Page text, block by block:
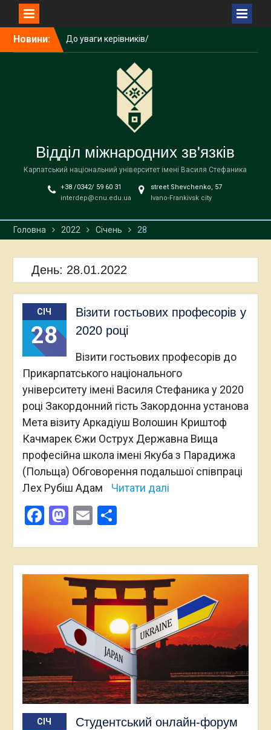
Новини:
До уваги керівників/
підрозділів університету!
Літня школа польської
мови, історії та культури
До уваги здобувачів
університету імені Василя
Стефаника!
Відділ міжнародних зв'язків
Карпатський національний університет імені Василя Стефаника
+38 /0342/ 59 60 31
interdep@cnu.edu.ua
street Shevchenko, 57
Ivano-Frankivsk city
Головна 2022 Січень 28
День: 28.01.2022
СІЧ
28
Візити гостьових професорів у
2020 році
Візити гостьових професорів до
Прикарпатського національного
університету імені Василя Стефаника у 2020
році Закордонний гість Закордонна установа
Мета візиту Аркадіуш Волошин Криштоф
Качмарек Єжи Острух Державна Вища
професійна школа імені Якуба з Парадижа
(Польща) Обговорення подальшої співпраці
Лех Рубіш Адам
Читати далі
Facebook
Mastodon
EmailПоділитися
СІЧ
Студентський онлайн-форум